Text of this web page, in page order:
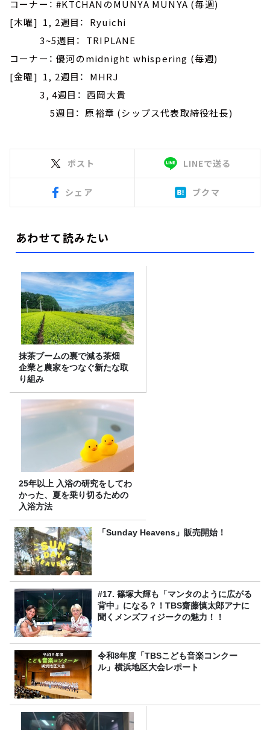
コーナー： #KTCHANのMUNYA MUNYA (毎週)
[木曜] 1, 2週目： Ryuichi
3~5週目： TRIPLANE
コーナー： 優河のmidnight whispering (毎週)
[金曜] 1, 2週目： MHRJ
3, 4週目： 西岡大貴
5週目： 原裕章 (シップス代表取締役社長)
ポスト LINEで送る
シェア ブクマ
あわせて読みたい
抹茶ブームの裏で減る茶畑
企業と農家をつなぐ新たな取
り組み
25年以上 入浴の研究をしてわ
かった、夏を乗り切るための
入浴方法
「Sunday Heavens」販売開始！
#17. 篠塚大輝も「マンタのように広がる
背中」になる？！TBS齋藤慎太郎アナに
聞くメンズフィジークの魅力！！
令和8年度「TBSこども音楽コンクー
ル」横浜地区大会レポート